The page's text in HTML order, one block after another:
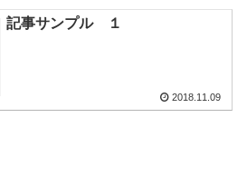
記事サンプル １
2018.11.09